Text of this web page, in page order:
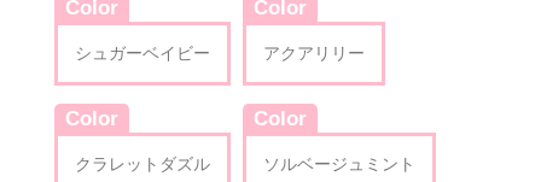
Color
シュガーベイビー
Color
アクアリリー
Color
クラレットダズル
Color
ソルベージュミント